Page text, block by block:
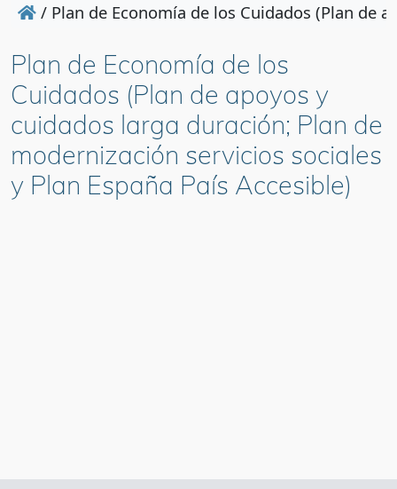
/ Plan de Economía de los Cuidados (Plan de
Plan de Economía de los
Cuidados (Plan de apoyos y
cuidados larga duración; Plan de
modernización servicios sociales
y Plan España País Accesible)